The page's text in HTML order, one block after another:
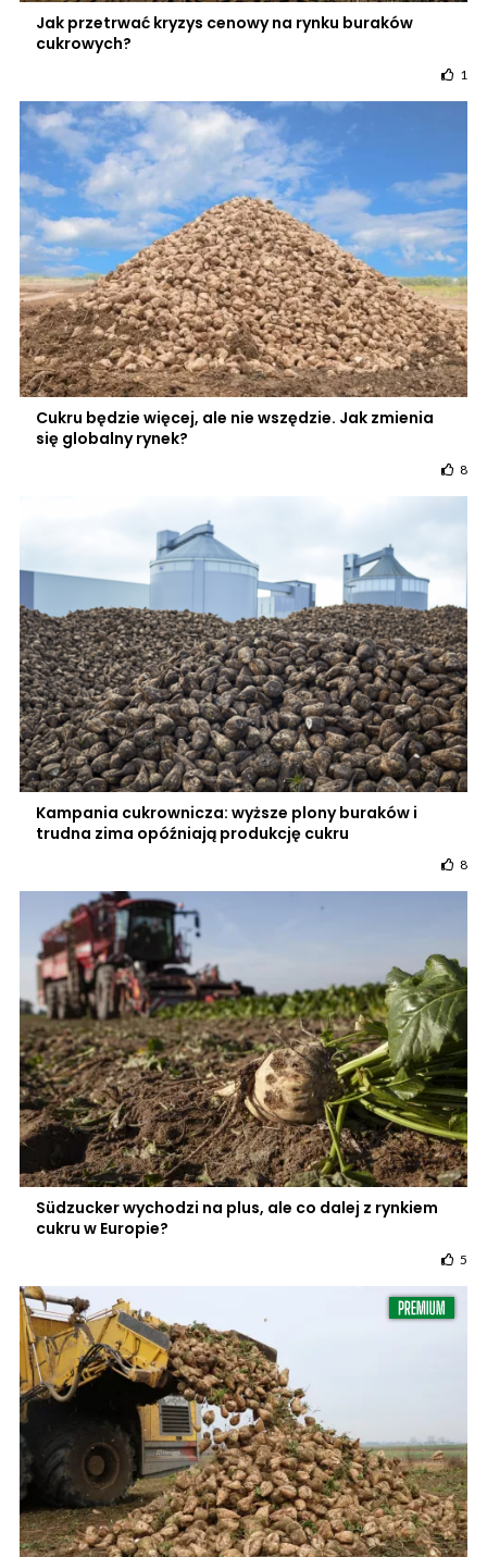
Jak przetrwać kryzys cenowy na rynku buraków
cukrowych?
1
Cukru będzie więcej, ale nie wszędzie. Jak zmienia
się globalny rynek?
8
Kampania cukrownicza: wyższe plony buraków i
trudna zima opóźniają produkcję cukru
8
Südzucker wychodzi na plus, ale co dalej z rynkiem
cukru w Europie?
5